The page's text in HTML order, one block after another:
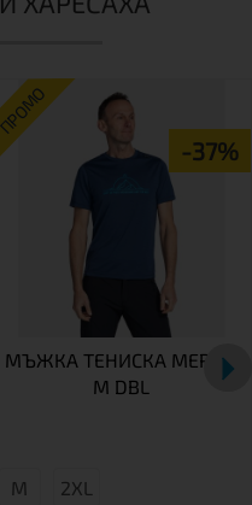
-37%
МЪЖКА ТЕНИСКА MERIN-
M DBL
M 2XL